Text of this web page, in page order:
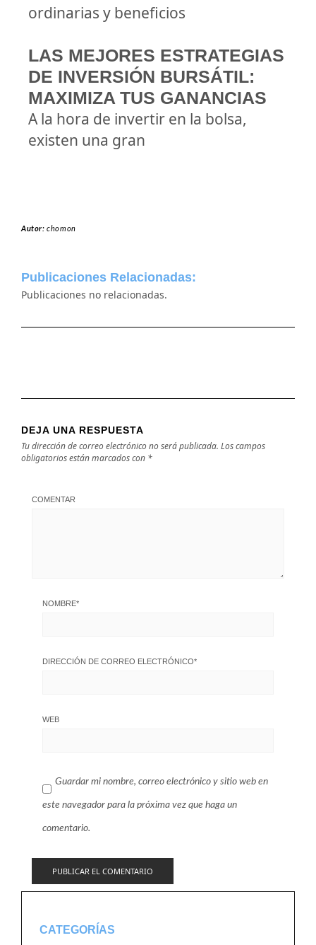
ordinarias y beneficios
LAS MEJORES ESTRATEGIAS
DE INVERSIÓN BURSÁTIL:
MAXIMIZA TUS GANANCIAS
A la hora de invertir en la bolsa,
existen una gran
Autor:chomon
Publicaciones Relacionadas:
Publicaciones no relacionadas.
DEJA UNA RESPUESTA
Tu dirección de correo electrónico no será publicada. Los campos
obligatorios están marcados con *
COMENTAR
NOMBRE*
DIRECCIÓN DE CORREO ELECTRÓNICO*
WEB
Guardar mi nombre, correo electrónico y sitio web en
este navegador para la próxima vez que haga un
comentario.
CATEGORÍAS